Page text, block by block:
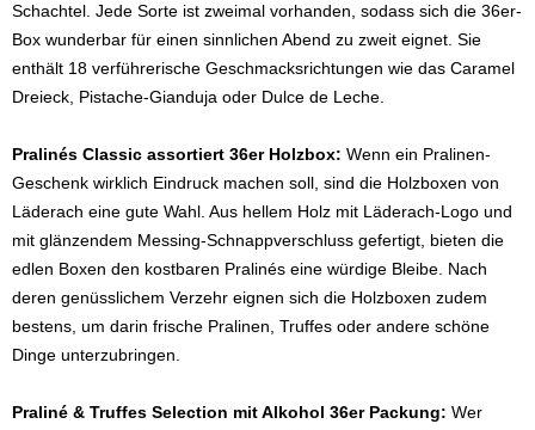
Schachtel. Jede Sorte ist zweimal vorhanden, sodass sich die 36er-
Box wunderbar für einen sinnlichen Abend zu zweit eignet. Sie
enthält 18 verführerische Geschmacksrichtungen wie das Caramel
Dreieck, Pistache-Gianduja oder Dulce de Leche.
Pralinés Classic assortiert 36er Holzbox: Wenn ein Pralinen-
Geschenk wirklich Eindruck machen soll, sind die Holzboxen von
Läderach eine gute Wahl. Aus hellem Holz mit Läderach-Logo und
mit glänzendem Messing-Schnappverschluss gefertigt, bieten die
edlen Boxen den kostbaren Pralinés eine würdige Bleibe. Nach
deren genüsslichem Verzehr eignen sich die Holzboxen zudem
bestens, um darin frische Pralinen, Truffes oder andere schöne
Dinge unterzubringen.
Praliné & Truffes Selection mit Alkohol 36er Packung: Wer